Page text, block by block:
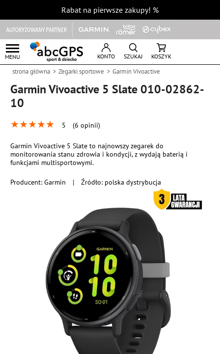
Rabat na pierwsze zakupy! %
MENU KONTO SZUKAJ KOSZYK
strona główna Zegarki sportowe Garmin Vivoactive
Garmin Vivoactive 5 Slate 010-02862-
10
★★★★★ 5 (6 opinii)
Producent:Garmin | Źródło: polska dystrybucja
Garmin Vivoactive 5 Slate to najnowszy zegarek do
monitorowania stanu zdrowia i kondycji, z wydają baterią i
funkcjami multisportowymi.